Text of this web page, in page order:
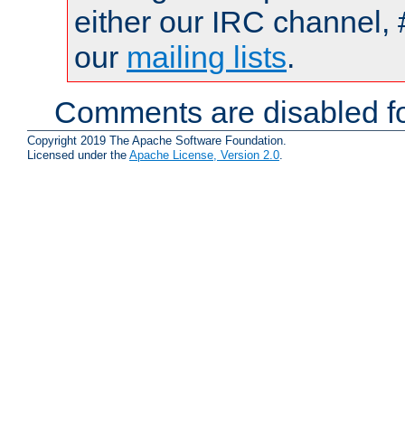
either our IRC channel,
our mailing lists.
Comments are disabled
Copyright 2019 The Apache Software Foundation.
Licensed under the Apache License, Version 2.0